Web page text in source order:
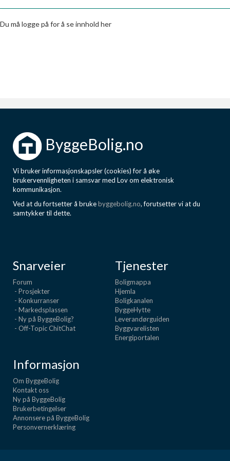
Boligmappa+
Få mer ut av Boligmappa
Du må logge på for å se innhold her
ByggeBolig.no
Vi bruker informasjonskapsler (cookies) for å øke
brukervennligheten i samsvar med Lov om elektronisk
kommunikasjon.
Ved at du fortsetter å brukebyggebolig.no, forutsetter vi at du
samtykker til dette.
Snarveier
Forum
- Prosjekter
- Konkurranser
- Markedsplassen
- Ny på ByggeBolig?
- Off-Topic ChitChat
Tjenester
Boligmappa
Hjemla
Boligkanalen
ByggeHytte
Leverandørguiden
Byggvarelisten
Energiportalen
Informasjon
Om ByggeBolig
Kontakt oss
Ny på ByggeBolig
Brukerbetingelser
Annonsere på ByggeBolig
Personvernerklæring